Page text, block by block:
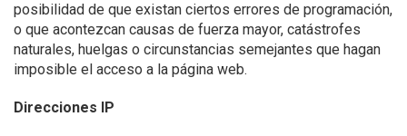
posibilidad de que existan ciertos errores de programación,
o que acontezcan causas de fuerza mayor, catástrofes
naturales, huelgas o circunstancias semejantes que hagan
imposible el acceso a la página web.
Direcciones IP